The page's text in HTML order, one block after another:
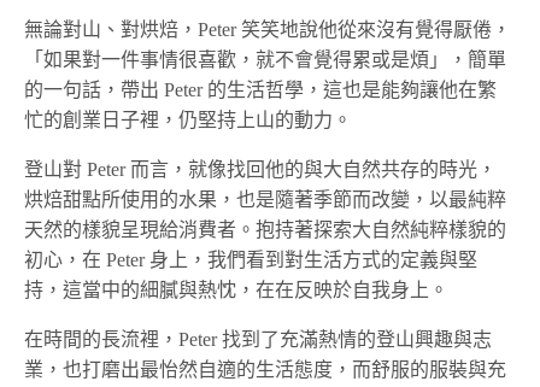
無論對山、對烘焙，Peter 笑笑地說他從來沒有覺得厭倦，
「如果對一件事情很喜歡，就不會覺得累或是煩」，簡單
的一句話，帶出 Peter 的生活哲學，這也是能夠讓他在繁
忙的創業日子裡，仍堅持上山的動力。
登山對 Peter 而言，就像找回他的與大自然共存的時光，
烘焙甜點所使用的水果，也是隨著季節而改變，以最純粹
天然的樣貌呈現給消費者。抱持著探索大自然純粹樣貌的
初心，在 Peter 身上，我們看到對生活方式的定義與堅
持，這當中的細膩與熱忱，在在反映於自我身上。
在時間的長流裡，Peter 找到了充滿熱情的登山興趣與志
業，也打磨出最怡然自適的生活態度，而舒服的服裝與充